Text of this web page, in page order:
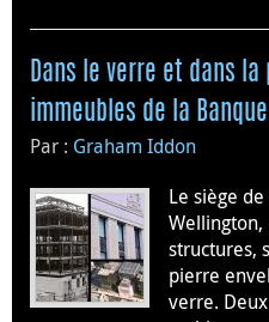
Dans le verre et dans
immeubles de la
Par : Graham Iddon
Le siège
Wellington,
structures,
pierre
verre.